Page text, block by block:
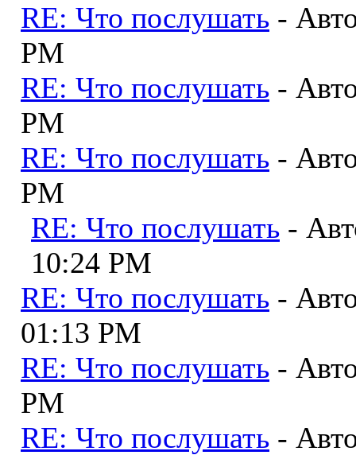
RE: Что послушать -
PM
RE: Что послушать -
PM
RE: Что послушать -
PM
RE: Что послушать -
10:24 PM
RE: Что послушать -
01:13 PM
RE: Что послушать -
PM
RE: Что послушать -